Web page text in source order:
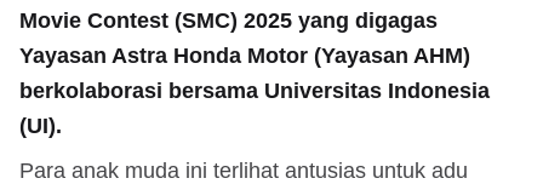
Movie Contest (SMC) 2025 yang digagas
Yayasan Astra Honda Motor (Yayasan AHM)
berkolaborasi bersama Universitas Indonesia
(UI).
Para anak muda ini terlihat antusias untuk adu